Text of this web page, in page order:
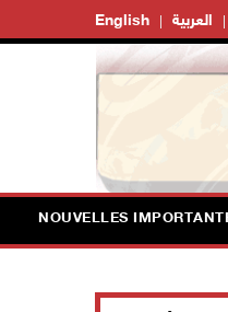
English العربية
NOUVELLES
milices de colons israéliens